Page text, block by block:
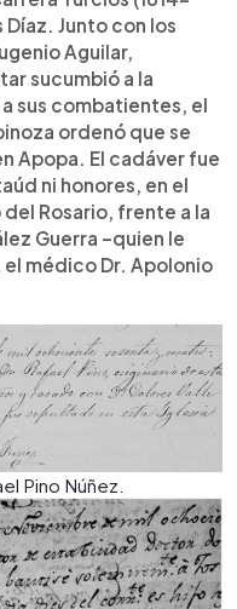
Junto con los
Aguilar,
sucumbió a la
sus combatientes, el
ordenó que se
Apopa. El cadáver fue
ni honores, en el
Rosario, frente a la
Guerra –quien le
médico Dr. Apolonio
Pino Núñez.